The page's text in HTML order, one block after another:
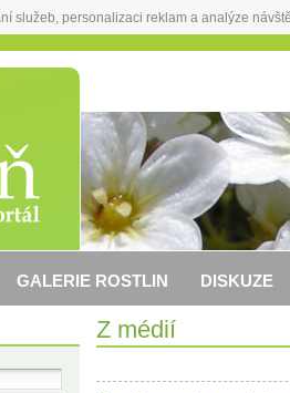
služeb, personalizaci reklam a analýze
Z médií
GALERIE ROSTLIN DISKUZE